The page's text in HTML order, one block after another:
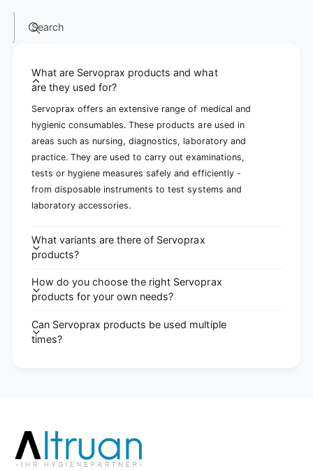
Search
What are Servoprax products and what
are they used for?
Servoprax offers an extensive range of medical and
hygienic consumables. These products are used in
areas such as nursing, diagnostics, laboratory and
practice. They are used to carry out examinations,
tests or hygiene measures safely and efficiently -
from disposable instruments to test systems and
laboratory accessories.
What variants are there of Servoprax
products?
How do you choose the right Servoprax
products for your own needs?
Can Servoprax products be used multiple
times?